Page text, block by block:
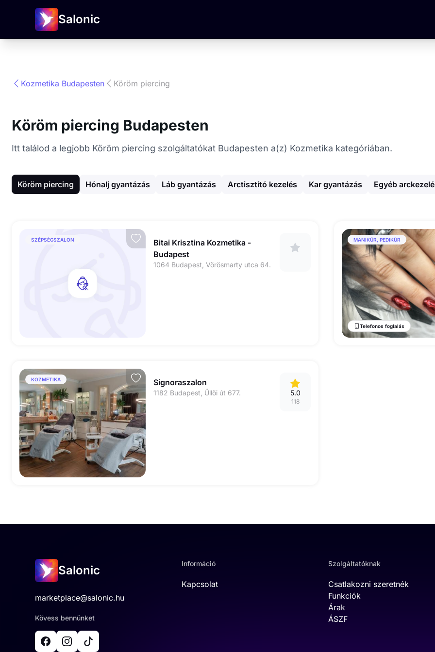
Salonic
Kozmetika Budapesten Köröm piercing
Köröm piercing Budapesten
Itt találod a legjobb Köröm piercing szolgáltatókat Budapesten a(z) Kozmetika kategóriában.
Köröm piercing Hónalj gyantázás Láb gyantázás Arctisztító kezelés Kar gyantázás Egyéb
SZÉPSÉGSZALON
Bitai Krisztina Kozmetika -
Budapest
1064 Budapest, Vörösmarty utca 64.
MANIKŰR, PEDIKŰR
Telefonos foglalás
KOZMETIKA Signoraszalon
1182 Budapest, Üllői út 677. 5.0
118
Salonic
marketplace@salonic.hu
Kövess bennünket
Információ
Kapcsolat
Szolgáltatóknak
Csatlakozni szeretnék
Funkciók
Árak
ÁSZF